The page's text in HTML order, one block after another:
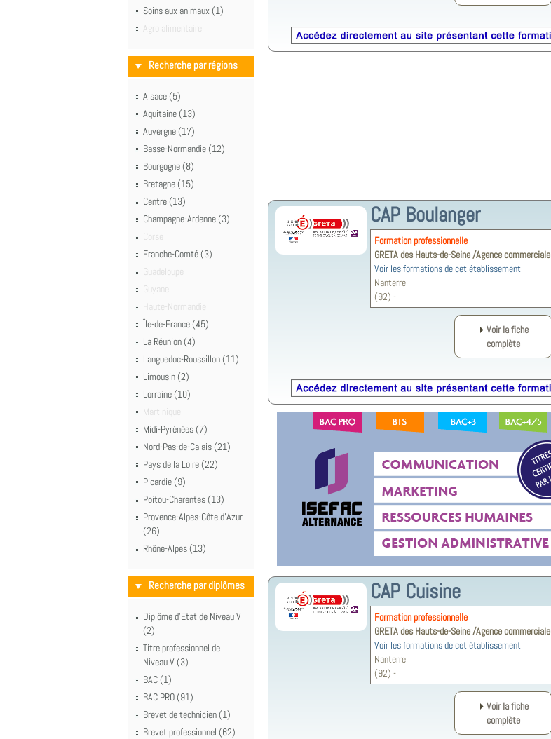
Soins aux animaux (1)
Agro alimentaire
Recherche par régions
Alsace (5)
Aquitaine (13)
Auvergne (17)
Basse-Normandie (12)
Bourgogne (8)
Bretagne (15)
Centre (13)
Champagne-Ardenne (3)
Corse
Franche-Comté (3)
Guadeloupe
Guyane
Haute-Normandie
Île-de-France (45)
La Réunion (4)
Languedoc-Roussillon (11)
Limousin (2)
Lorraine (10)
Martinique
Midi-Pyrénées (7)
Nord-Pas-de-Calais (21)
Pays de la Loire (22)
Picardie (9)
Poitou-Charentes (13)
Provence-Alpes-Côte d'Azur
(26)
Rhône-Alpes (13)
Recherche par diplômes
Diplôme d'Etat de Niveau V
(2)
Titre professionnel de
Niveau V (3)
BAC (1)
BAC PRO (91)
Brevet de technicien (1)
Brevet professionnel (62)
CAP Boulanger
Formation professionnelle
GRETA des Hauts-de-Seine /Agence commerciale
Voir les formations de cet établissement
Nanterre
(92) -
Voir la fiche
complète
CAP Cuisine
Formation professionnelle
GRETA des Hauts-de-Seine /Agence commerciale
Voir les formations de cet établissement
Nanterre
(92) -
Voir la fiche
complète